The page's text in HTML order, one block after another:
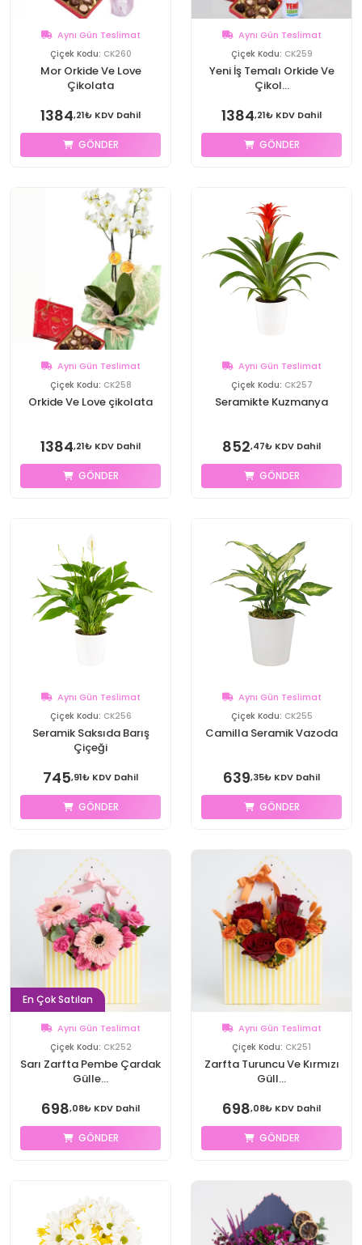
Aynı Gün Teslimat
Çiçek Kodu: CK260
Mor Orkide Ve Love
Çikolata
1384,21₺ KDV Dahil
GÖNDER
Aynı Gün Teslimat
Çiçek Kodu: CK259
Yeni İş Temalı Orkide Ve
Çikol...
1384,21₺ KDV Dahil
GÖNDER
Aynı Gün Teslimat
Çiçek Kodu: CK258
Orkide Ve Love çikolata
1384,21₺ KDV Dahil
GÖNDER
Aynı Gün Teslimat
Çiçek Kodu: CK257
Seramikte Kuzmanya
852,47₺ KDV Dahil
GÖNDER
Aynı Gün Teslimat
Çiçek Kodu: CK256
Seramik Saksıda Barış
Çiçeği
745,91₺ KDV Dahil
GÖNDER
Aynı Gün Teslimat
Çiçek Kodu: CK255
Camilla Seramik Vazoda
639,35₺ KDV Dahil
GÖNDER
En Çok Satılan
Aynı Gün Teslimat
Çiçek Kodu: CK252
Sarı Zarfta Pembe Çardak
Gülle...
698,08₺ KDV Dahil
GÖNDER
Aynı Gün Teslimat
Çiçek Kodu: CK251
Zarfta Turuncu Ve Kırmızı
Güll...
698,08₺ KDV Dahil
GÖNDER